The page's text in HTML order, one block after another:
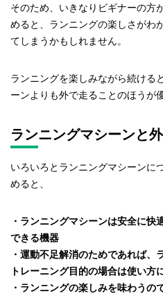
そのため、いきなりビギナーの方
めると、ランニングの楽しさがわ
てしまうかもしれません。
ランニングを楽しみながら続ける
ーンよりも外で走ることのほうが
ランニングマシーンと
いろいろとランニングマシーンに
めると、
・ランニングマシーンは安全に
できる機器
・運動不足解消のためであれば、
トレーニング目的の場合は使い方
・ランニングの楽しみを味わう